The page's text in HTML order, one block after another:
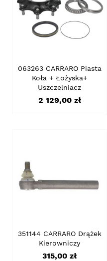
063263 CARRARO Piasta
Koła + Łożyska+
Uszczelniacz
Cena
2 129,00 zł
351144 CARRARO Drążek
Kierowniczy
Cena
315,00 zł